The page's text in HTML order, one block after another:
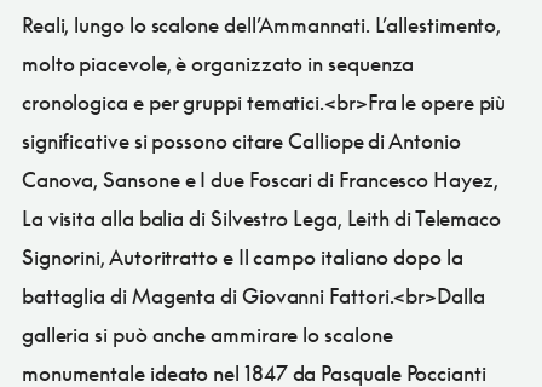
Reali, lungo lo scalone dell’Ammannati. L’allestimento,
molto piacevole, è organizzato in sequenza
cronologica e per gruppi tematici.<br>Fra le opere più
significative si possono citare Calliope di Antonio
Canova, Sansone e I due Foscari di Francesco Hayez,
La visita alla balia di Silvestro Lega, Leith di Telemaco
Signorini, Autoritratto e Il campo italiano dopo la
battaglia di Magenta di Giovanni Fattori.<br>Dalla
galleria si può anche ammirare lo scalone
monumentale ideato nel 1847 da Pasquale Poccianti